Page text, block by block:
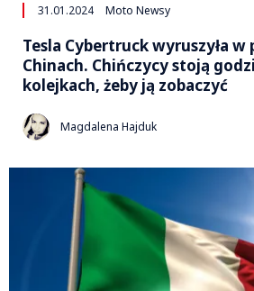
31.01.2024 Moto Newsy
Tesla Cybertruck wyruszyła w
Chinach. Chińczycy stoją
kolejkach, żeby ją zobaczyć
Magdalena Hajduk